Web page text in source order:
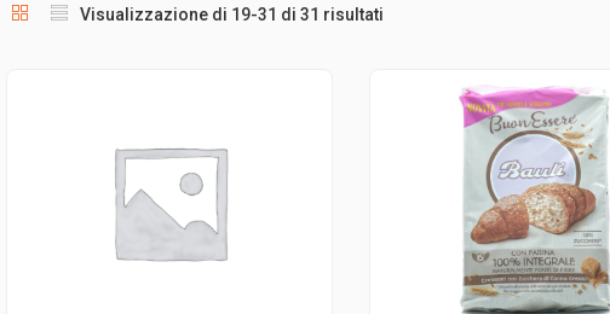
Visualizzazione di 19-31 di 31 risultati